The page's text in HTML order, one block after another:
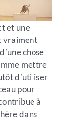
et une
vraiment
chose
mettre
d’utiliser
pour
à
dans